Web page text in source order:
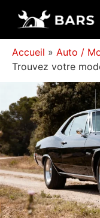
Accueil » Auto /
Trouvez votre